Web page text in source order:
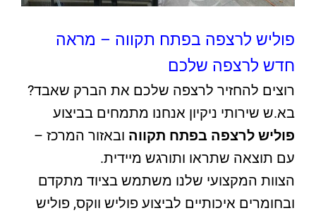
פוליש לרצפה בפתח תקווה – מראה
חדש לרצפה שלכם
רוצים להחזיר לרצפה שלכם את הברק שאבד?
בא.ש שירותי ניקיון אנחנו מתמחים בביצוע
פוליש לרצפה בפתח תקווה ובאזור המרכז –
עם תוצאה שתראו ותורגש מיידית.
הצוות המקצועי שלנו משתמש בציוד מתקדם
ובחומרים איכותיים לביצוע פוליש ווקס, פוליש